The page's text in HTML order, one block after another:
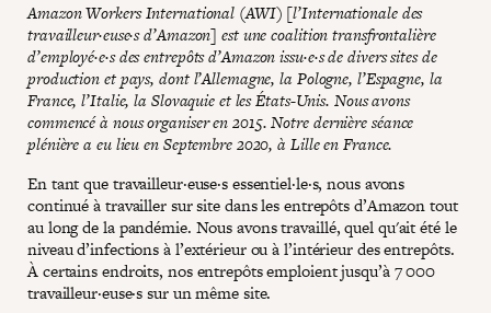
Amazon Workers International (AWI) [l’Internationale des
travailleur·euse·s d’Amazon] est une coalition transfrontalière
d’employé·e·s des entrepôts d’Amazon issu·e·s de divers sites de
production et pays, dont l’Allemagne, la Pologne, l’Espagne, la
France, l’Italie, la Slovaquie et les États-Unis. Nous avons
commencé à nous organiser en 2015. Notre dernière séance
plénière a eu lieu en Septembre 2020, à Lille en France.
En tant que travailleur·euse·s essentiel·le·s, nous avons
continué à travailler sur site dans les entrepôts d’Amazon tout
au long de la pandémie. Nous avons travaillé, quel qu'ait été le
niveau d’infections à l’extérieur ou à l’intérieur des entrepôts.
À certains endroits, nos entrepôts emploient jusqu’à 7 000
travailleur·euse·s sur un même site.